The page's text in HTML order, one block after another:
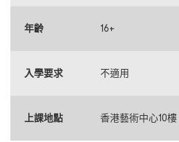
年齡 16+
入學要求 不適用
上課地點 香港藝術中心10樓